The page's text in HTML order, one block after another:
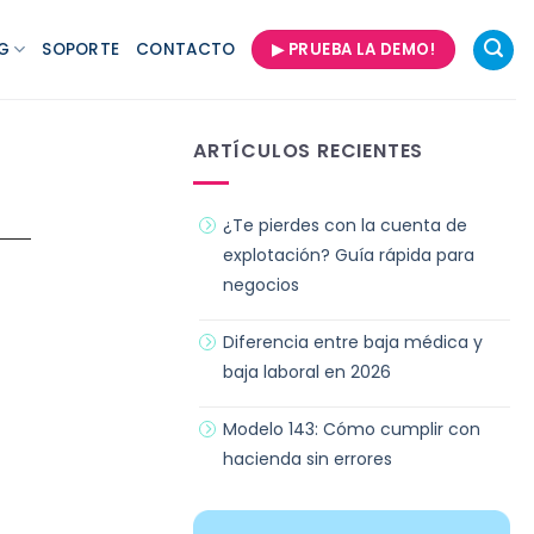
SOPORTE CONTACTO ▶ PRUEBA LA DEMO!
ARTÍCULOS RECIENTES
¿Te pierdes con la cuenta de
explotación? Guía rápida para
negocios
Diferencia entre baja médica y
baja laboral en 2026
Modelo 143: Cómo cumplir con
hacienda sin errores